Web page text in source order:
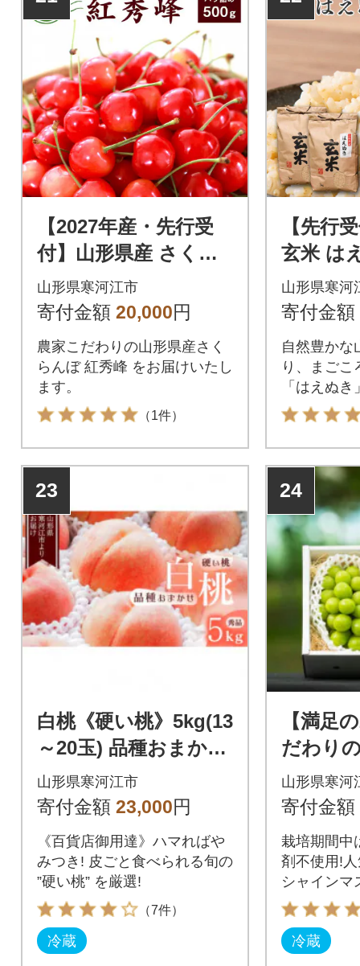
【2027年産・先行受
付】山形県産 さくら
んぼ 紅秀峰 約500g
大粒2Lサイズ以上 バ
山形県寒河江市
寄付金額 20,000円
農家こだわりの山形県産さく
らんぼ 紅秀峰 をお届けいたし
ます。
（1件）
【先行
玄米 は
kg×2袋
山形県寒河
寄付金額
自然豊かな
り、まごこ
「はえぬ
でお届け!
23
白桃《硬い桃》5kg(13
～20玉) 品種おまかせ
秀品 2026年産
山形県寒河江市
寄付金額 23,000円
《百貨店御用達》ハマればや
みつき! 皮ごと食べられる旬の
”硬い桃” を厳選!
（7件）
冷蔵
24
【満足
だわり
スカッ
形県産
山形県寒河
寄付金額
栽培期間中
剤不使用!
シャインマ
冷蔵